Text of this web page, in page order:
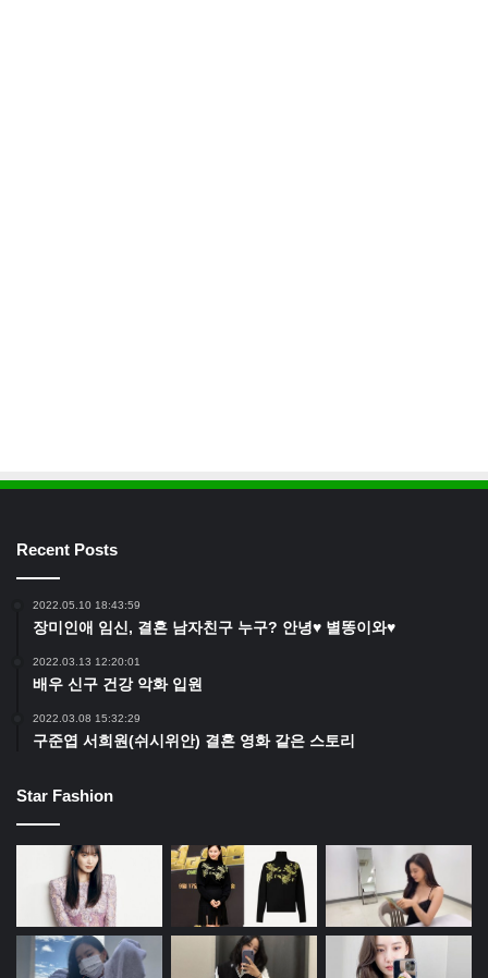
Recent Posts
2022.05.10 18:43:59
장미인애 임신, 결혼 남자친구 누구? 안녕♥ 별똥이와♥
2022.03.13 12:20:01
배우 신구 건강 악화 입원
2022.03.08 15:32:29
구준엽 서희원(쉬시위안) 결혼 영화 같은 스토리
Star Fashion